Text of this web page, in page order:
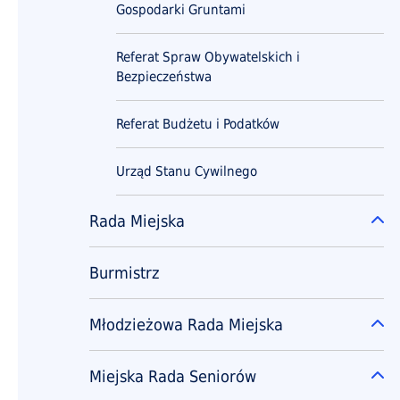
Gospodarki Gruntami
Referat Spraw Obywatelskich i
Bezpieczeństwa
Referat Budżetu i Podatków
Urząd Stanu Cywilnego
Rada Miejska
Burmistrz
Młodzieżowa Rada Miejska
Miejska Rada Seniorów